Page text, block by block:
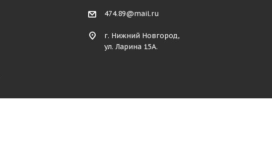
474.89@mail.ru
г. Нижний Новгород,
ул. Ларина 15А.